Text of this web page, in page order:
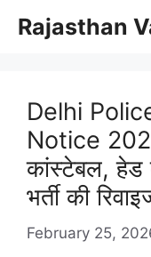
Rajasthan
Delhi
Notice
कांस्टेबल, हेड
भर्ती की
February 25,